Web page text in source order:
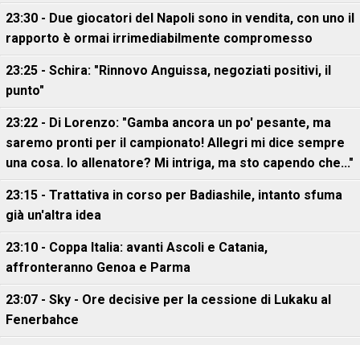
23:30 - Due giocatori del Napoli sono in vendita, con uno il
rapporto è ormai irrimediabilmente compromesso
23:25 - Schira: "Rinnovo Anguissa, negoziati positivi, il
punto"
23:22 - Di Lorenzo: "Gamba ancora un po' pesante, ma
saremo pronti per il campionato! Allegri mi dice sempre
una cosa. Io allenatore? Mi intriga, ma sto capendo che..."
23:15 - Trattativa in corso per Badiashile, intanto sfuma
già un'altra idea
23:10 - Coppa Italia: avanti Ascoli e Catania,
affronteranno Genoa e Parma
23:07 - Sky - Ore decisive per la cessione di Lukaku al
Fenerbahce